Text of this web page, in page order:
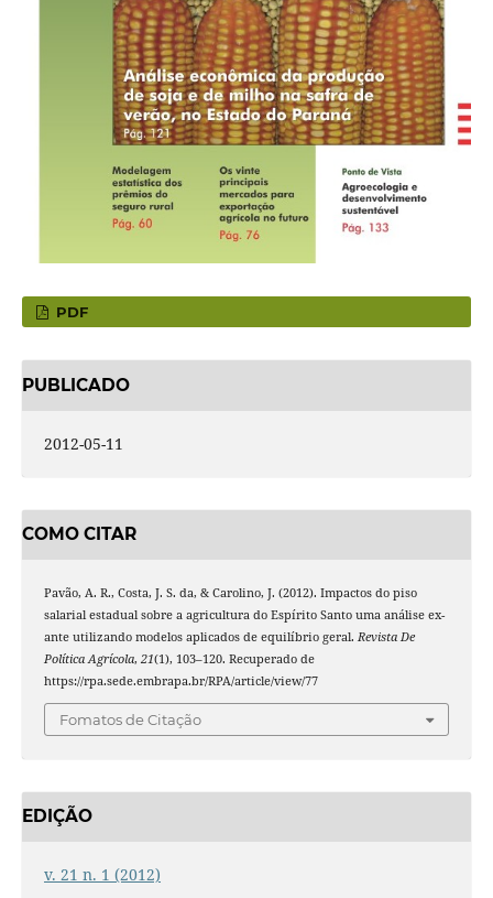
PDF
PUBLICADO
2012-05-11
COMO CITAR
Pavão, A. R., Costa, J. S. da, & Carolino, J. (2012). Impactos do piso
salarial estadual sobre a agricultura do Espírito Santo uma análise ex-
ante utilizando modelos aplicados de equilíbrio geral. Revista De
Política Agrícola, 21(1), 103–120. Recuperado de
https://rpa.sede.embrapa.br/RPA/article/view/77
Fomatos de Citação
EDIÇÃO
v. 21 n. 1 (2012)